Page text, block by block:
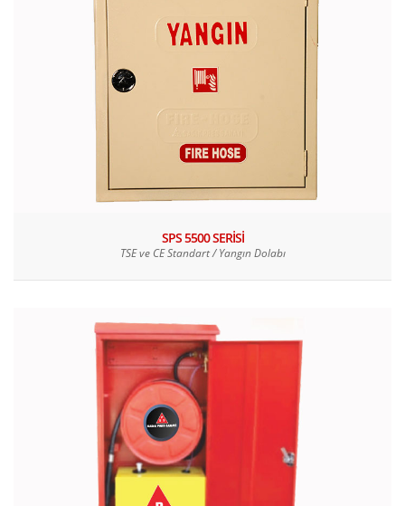
SPS 5500 SERİSİ
TSE ve CE Standart / Yangın Dolabı